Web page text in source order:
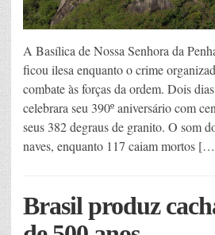
A Basílica de Nossa Senhora da
ficou ilesa enquanto o crime
combate às forças da ordem. Dois
celebrara seu 390º aniversário com
seus 382 degraus de granito. O som
naves, enquanto 117 caiam mortos
Brasil produz